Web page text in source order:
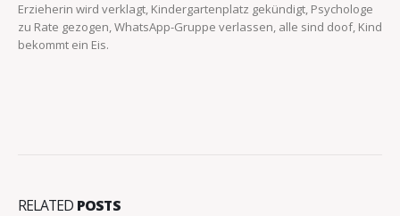
Erzieherin wird verklagt, Kindergartenplatz gekündigt, Psychologe
zu Rate gezogen, WhatsApp-Gruppe verlassen, alle sind doof, Kind
bekommt ein Eis.
RELATED POSTS